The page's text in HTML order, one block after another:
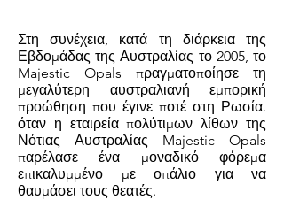
Στη συνέχεια, κατά τη διάρκεια της
Εβδομάδας της Αυστραλίας το 2005, το
Majestic Opals πραγματοποίησε τη
μεγαλύτερη αυστραλιανή εμπορική
προώθηση που έγινε ποτέ στη Ρωσία.
όταν η εταιρεία πολύτιμων λίθων της
Νότιας Αυστραλίας Majestic Opals
παρέλασε ένα μοναδικό φόρεμα
επικαλυμμένο με οπάλιο για να
θαυμάσει τους θεατές.